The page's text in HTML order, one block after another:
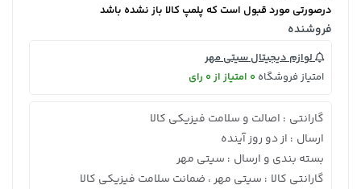
درصورتی مورد قبول است که پلمپ کالا باز نشده باشد
فروشنده
لوازم دیجیتال سیتی مهر
امتیاز فروشگاه 0 امتیاز از 0 رای
گارانتی : اصالت و سلامت فیزیکی کالا
ارسال : از دو روز آینده
بسته بندی و ارسال : سیتی مهر
گارانتی کالا : سیتی مهر ، ضمانت سلامت فیزیکی کالا